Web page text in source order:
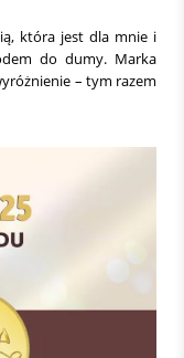
która jest dla mnie i
do dumy. Marka
– tym razem